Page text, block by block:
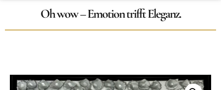
Oh wow – Emotion trifft Eleganz.